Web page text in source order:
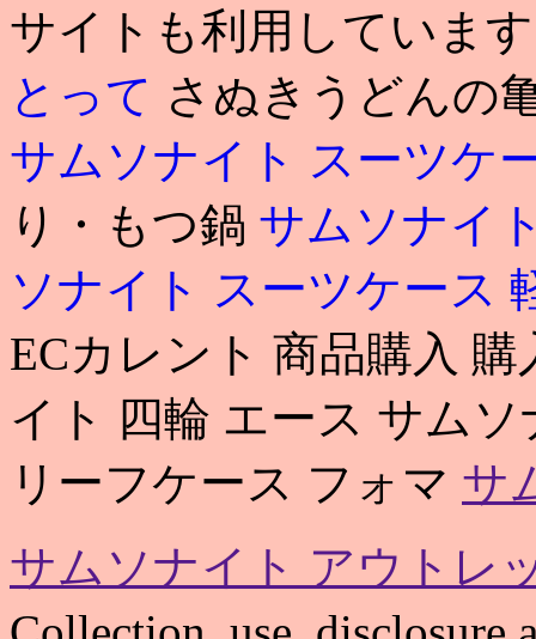
サイトも利用していま
とって さぬきうどんの
サムソナイト スーツケ
り・もつ鍋 サムソナイ
ソナイト スーツケース
ECカレント 商品購入 購
イト 四輪 エース サム
リーフケース フォマ サ
サムソナイト アウトレ